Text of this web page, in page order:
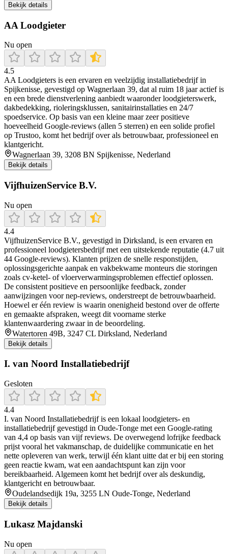
Bekijk details
AA Loodgieter
Nu open
4.5
AA Loodgieters is een ervaren en veelzijdig installatiebedrijf in
Spijkenisse, gevestigd op Wagnerlaan 39, dat al ruim 18 jaar actief is
en een brede dienstverlening aanbiedt waaronder loodgieterswerk,
dakbedekking, rioleringsklussen, sanitairinstallaties en 24/7
spoedservice. Op basis van een kleine maar zeer positieve
hoeveelheid Google-reviews (allen 5 sterren) en een solide profiel
op Trustoo, komt het bedrijf over als betrouwbaar, professioneel en
klantgericht.
Wagnerlaan 39, 3208 BN Spijkenisse, Nederland
Bekijk details
VijfhuizenService B.V.
Nu open
4.4
VijfhuizenService B.V., gevestigd in Dirksland, is een ervaren en
professioneel loodgietersbedrijf met een uitstekende reputatie (4.7 uit
44 Google‑reviews). Klanten prijzen de snelle responstijden,
oplossingsgerichte aanpak en vakbekwame monteurs die storingen
zoals cv‑ketel‑ of vloerverwarmingsproblemen effectief oplossen.
De consistent positieve en persoonlijke feedback, zonder
aanwijzingen voor nep‑reviews, onderstreept de betrouwbaarheid.
Hoewel er één review is waarin onenigheid bestond over de offerte
en gemaakte afspraken, weegt dit voorname sterke
klantenwaardering zwaar in de beoordeling.
Watertoren 49B, 3247 CL Dirksland, Nederland
Bekijk details
I. van Noord Installatiebedrijf
Gesloten
4.4
I. van Noord Installatiebedrijf is een lokaal loodgieters- en
installatiebedrijf gevestigd in Oude‑Tonge met een Google‑rating
van 4,4 op basis van vijf reviews. De overwegend lofrijke feedback
prijst vooral het vakmanschap, de duidelijke communicatie en het
nette opleveren van werk, terwijl één klant uitte dat er bij een storing
geen reactie kwam, wat een aandachtspunt kan zijn voor
bereikbaarheid. Algemeen komt het bedrijf over als deskundig,
klantgericht en betrouwbaar.
Oudelandsedijk 19a, 3255 LN Oude-Tonge, Nederland
Bekijk details
Lukasz Majdanski
Nu open